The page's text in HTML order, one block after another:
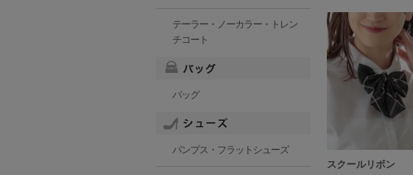
スクールリボン
テーラー・ノーカラー・トレン
チコート
バッグ
パンプス・フラットシューズ